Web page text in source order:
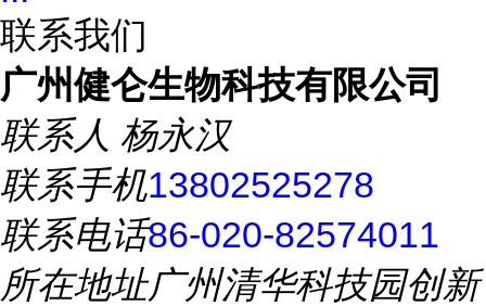
联系我们
广州健仑生物科技有限公司
联系人 杨永汉
联系手机13802525278
联系电话86-020-82574011
所在地址广州清华科技园创新